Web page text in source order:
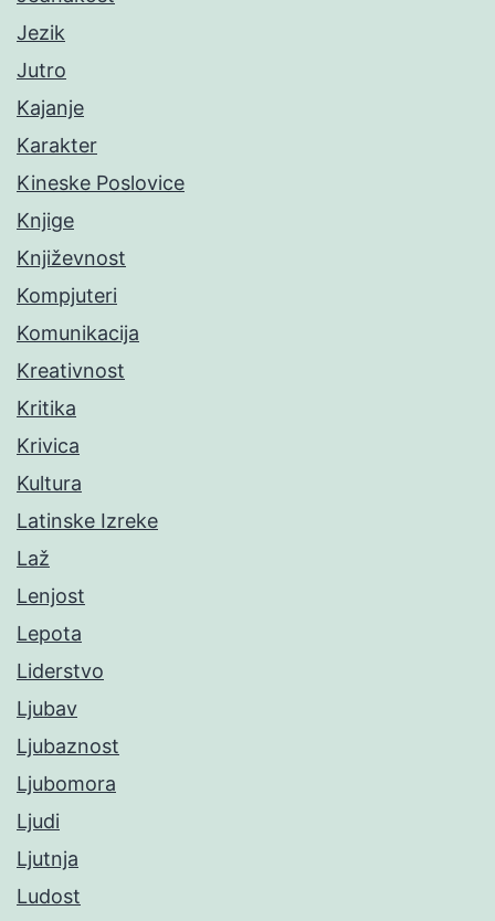
Jezik
Jutro
Kajanje
Karakter
Kineske Poslovice
Knjige
Književnost
Kompjuteri
Komunikacija
Kreativnost
Kritika
Krivica
Kultura
Latinske Izreke
Laž
Lenjost
Lepota
Liderstvo
Ljubav
Ljubaznost
Ljubomora
Ljudi
Ljutnja
Ludost